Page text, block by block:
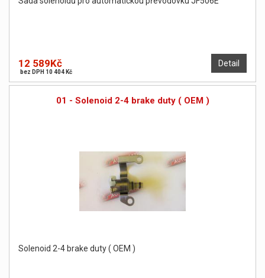
Detail
12 589Kč
bez DPH 10 404 Kč
01 - Solenoid 2-4 brake duty ( OEM )
Solenoid 2-4 brake duty ( OEM )